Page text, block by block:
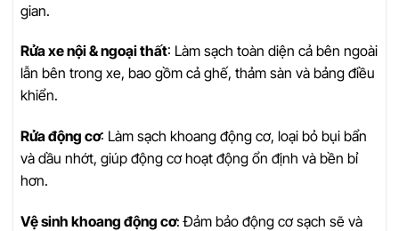
gian.
Rửa xe nội & ngoại thất: Làm sạch toàn diện cả bên ngoài
lẫn bên trong xe, bao gồm cả ghế, thảm sàn và bảng điều
khiển.
Rửa động cơ: Làm sạch khoang động cơ, loại bỏ bụi bẩn
và dầu nhớt, giúp động cơ hoạt động ổn định và bền bỉ
hơn.
Vệ sinh khoang động cơ: Đảm bảo động cơ sạch sẽ và